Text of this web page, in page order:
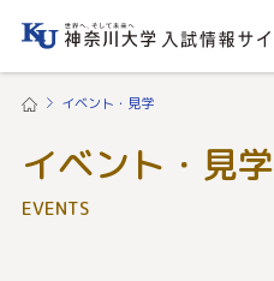
イベント・見学
イベント・見学
EVENTS